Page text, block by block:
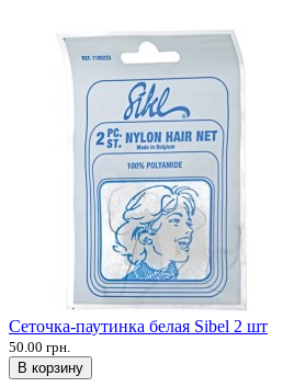
Сеточка-паутинка белая Sibel 2 шт
50.00 грн.
В корзину